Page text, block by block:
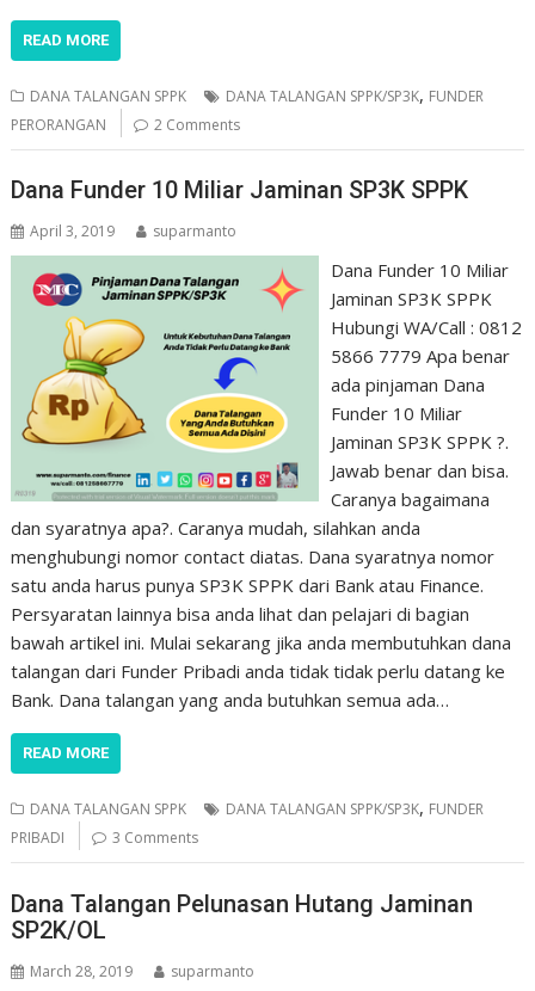
READ MORE
DANA TALANGAN SPPK DANA TALANGAN SPPK/SP3K, FUNDER
PERORANGAN
2 Comments
Dana Funder 10 Miliar Jaminan SP3K SPPK
April 3, 2019 suparmanto
Dana Funder 10 Miliar
Jaminan SP3K SPPK
Hubungi WA/Call : 0812
5866 7779 Apa benar
ada pinjaman Dana
Funder 10 Miliar
Jaminan SP3K SPPK ?.
Jawab benar dan bisa.
Caranya bagaimana
dan syaratnya apa?. Caranya mudah, silahkan anda
menghubungi nomor contact diatas. Dana syaratnya nomor
satu anda harus punya SP3K SPPK dari Bank atau Finance.
Persyaratan lainnya bisa anda lihat dan pelajari di bagian
bawah artikel ini. Mulai sekarang jika anda membutuhkan dana
talangan dari Funder Pribadi anda tidak tidak perlu datang ke
Bank. Dana talangan yang anda butuhkan semua ada…
READ MORE
DANA TALANGAN SPPK DANA TALANGAN SPPK/SP3K, FUNDER
PRIBADI
3 Comments
Dana Talangan Pelunasan Hutang Jaminan
SP2K/OL
March 28, 2019 suparmanto